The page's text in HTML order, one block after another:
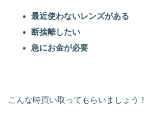
最近使わないレンズがある
断捨離したい
急にお金が必要
こんな時買い取ってもらいましょう！